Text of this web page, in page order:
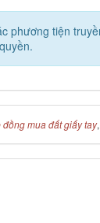
phương tiện
đồng mua đất giấy tay,